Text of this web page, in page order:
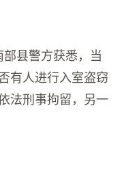
县警方获悉，当
有人进行入室盗窃
法刑事拘留，另一